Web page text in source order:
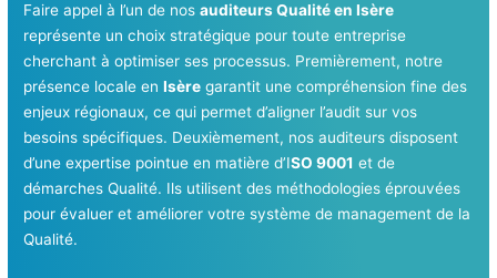
Faire appel à l’un de nosauditeurs Qualité en Isère
représente un choix stratégique pour toute entreprise
cherchant à optimiser ses processus. Premièrement, notre
présence locale enIsère garantit une compréhension fine des
enjeux régionaux, ce qui permet d’aligner l’audit sur vos
besoins spécifiques. Deuxièmement, nos auditeurs disposent
d’une expertise pointue en matière d’ISO 9001 et de
démarches Qualité. Ils utilisent des méthodologies éprouvées
pour évaluer et améliorer votre système de management de la
Qualité.